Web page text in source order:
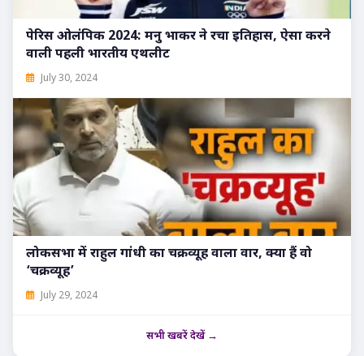
पेरिस ओलंपिक 2024: मनु भाकर ने रचा इतिहास, ऐसा करने
वाली पहली भारतीय एथलीट
July 30, 2024
लोकसभा में राहुल गांधी का चक्रव्यूह वाला वार, क्या हैं वो
‘चक्रव्यूह’
July 29, 2024
सभी खबरें देखें →